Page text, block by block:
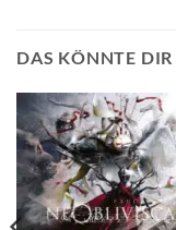
DAS KÖNNTE DIR